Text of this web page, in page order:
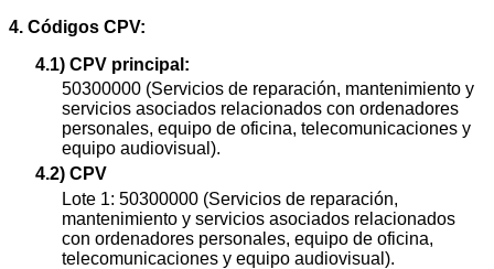
4. Códigos CPV:
4.1) CPV principal:
50300000 (Servicios de reparación, mantenimiento y
servicios asociados relacionados con ordenadores
personales, equipo de oficina, telecomunicaciones y
equipo audiovisual).
4.2) CPV
Lote 1: 50300000 (Servicios de reparación,
mantenimiento y servicios asociados relacionados
con ordenadores personales, equipo de oficina,
telecomunicaciones y equipo audiovisual).